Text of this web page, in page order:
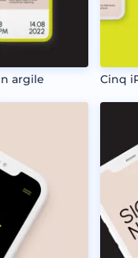
argile Cinq